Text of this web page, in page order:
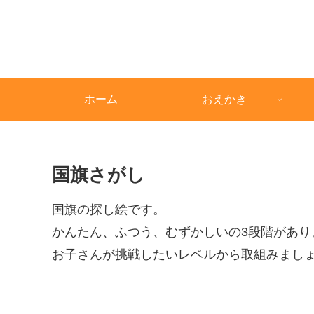
ホーム おえかき
国旗さがし
国旗の探し絵です。
かんたん、ふつう、むずかしいの3段階があ
お子さんが挑戦したいレベルから取組みまし